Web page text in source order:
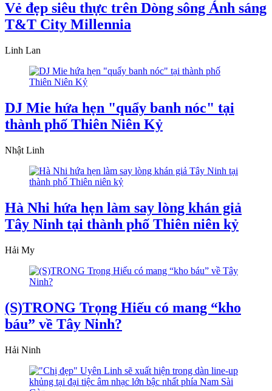
Vẻ đẹp siêu thực trên Dòng sông Ánh sáng
T&T City Millennia
Linh Lan
DJ Mie hứa hẹn "quẩy banh nóc" tại
thành phố Thiên Niên Kỷ
Nhật Linh
Hà Nhi hứa hẹn làm say lòng khán giả
Tây Ninh tại thành phố Thiên niên kỷ
Hải My
(S)TRONG Trọng Hiếu có mang “kho
báu” về Tây Ninh?
Hải Ninh